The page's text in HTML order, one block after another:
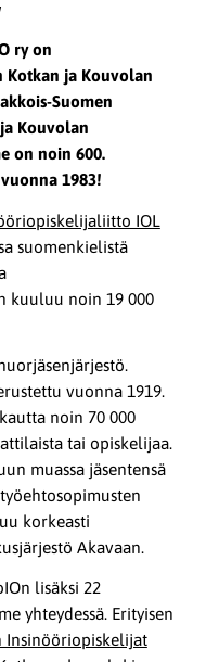
ry on
ja Kouvolan
Suomen
Kouvolan
on noin 600.
1983!
IOL
suomenkielistä
kuuluu noin 19 000
vuonna 1919.
noin 70 000
tai opiskelijaa.
muassa jäsentensä
korkeasti
Akavaan.
lisäksi 22
yhteydessä. Erityisen
Insinööriopiskelijat